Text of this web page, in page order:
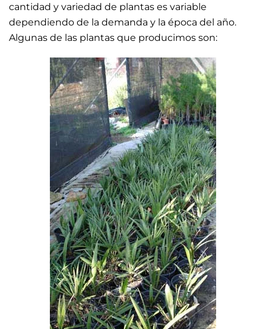
cantidad y variedad de plantas es variable
dependiendo de la demanda y la época del año.
Algunas de las plantas que producimos son: